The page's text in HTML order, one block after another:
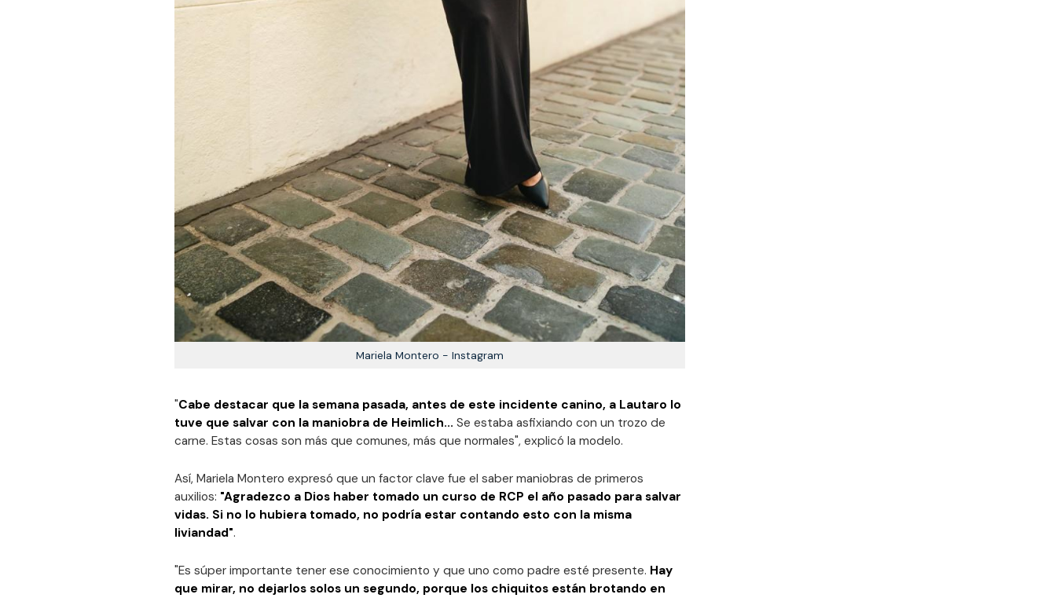
Mariela Montero - Instagram
"Cabe destacar que la semana pasada, antes de este incidente canino, a Lautaro lo
tuve que salvar con la maniobra de Heimlich... Se estaba asfixiando con un trozo de
carne. Estas cosas son más que comunes, más que normales", explicó la modelo.
Así, Mariela Montero expresó que un factor clave fue el saber maniobras de primeros
auxilios: "Agradezco a Dios haber tomado un curso de RCP el año pasado para salvar
vidas. Si no lo hubiera tomado, no podría estar contando esto con la misma
liviandad".
"Es súper importante tener ese conocimiento y que uno como padre esté presente. Hay
que mirar, no dejarlos solos un segundo, porque los chiquitos están brotando en